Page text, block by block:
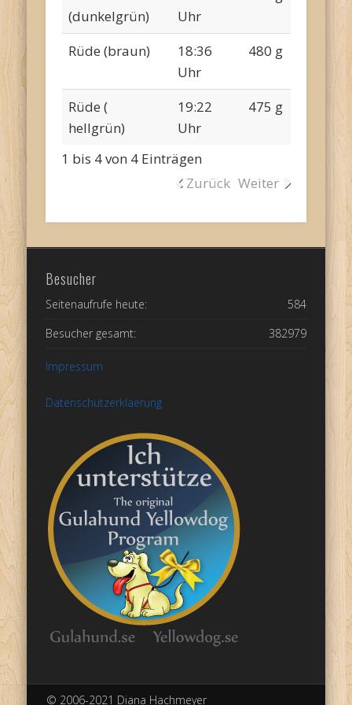
(dunkelgrün)
Uhr
Rüde (braun)
18:36
Uhr
480 g
Rüde (
hellgrün)
19:22
Uhr
475 g
1 bis 4 von 4 Einträgen
Zurück Weiter
Besucher
584
Seitenaufrufe heute:
382979
Besucher gesamt:
Impressum
Datenschutzerklaerung
© 2006-2021 Diana Hachmeyer